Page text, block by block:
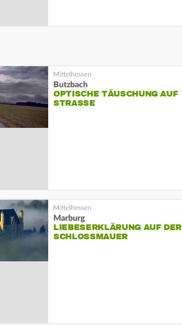
Butzbach
OPTISCHE TÄUSCHUNG AUF
STRASSE
Marburg
LIEBESERKLÄRUNG AUF DER
SCHLOSSMAUER